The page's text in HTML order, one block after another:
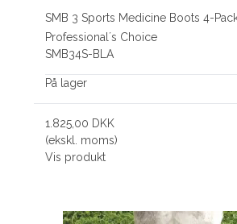
SMB 3 Sports Medicine Boots 4-
Professional´s Choice
SMB34S-BLA
På lager
1.825,00 DKK
(ekskl. moms)
Vis produkt